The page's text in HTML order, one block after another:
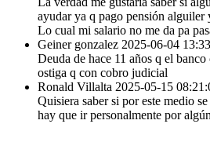
ayudar ya q pago pensión alguiler
Lo cual mi salario no me da pa
Geiner gonzalez 2025-06-04
Deuda de hace 11 años q el
ostiga q con cobro judicial
Ronald Villalta 2025-05-15
Quisiera saber si por este medio
hay que ir personalmente por